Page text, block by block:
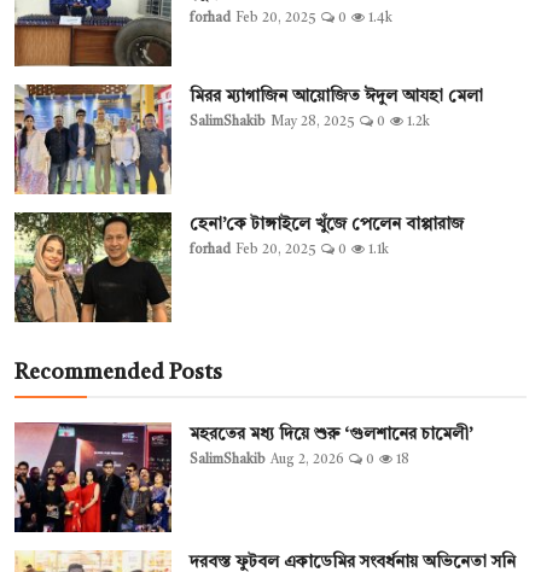
forhad Feb 20, 2025 0 1.4k
মিরর ম্যাগাজিন আয়োজিত ঈদুল আযহা মেলা
SalimShakib May 28, 2025 0 1.2k
হেনা’কে টাঙ্গাইলে খুঁজে পেলেন বাপ্পারাজ
forhad Feb 20, 2025 0 1.1k
Recommended Posts
মহরতের মধ্য দিয়ে শুরু ‘গুলশানের চামেলী’
SalimShakib Aug 2, 2026 0 18
দরবস্ত ফুটবল একাডেমির সংবর্ধনায় অভিনেতা সনি